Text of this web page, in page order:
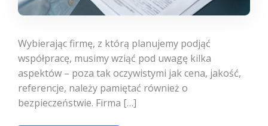
Wybierając firmę, z którą planujemy podjąć
współpracę, musimy wziąć pod uwagę kilka
aspektów – poza tak oczywistymi jak cena, jakość,
referencje, należy pamiętać również o
bezpieczeństwie. Firma […]